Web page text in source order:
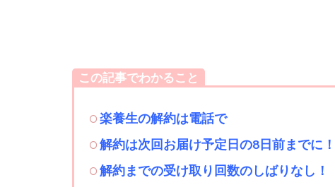
この記事でわかること
楽養生の解約は電話で
解約は次回お届け予定日の8日前までに！
解約までの受け取り回数のしばりなし！